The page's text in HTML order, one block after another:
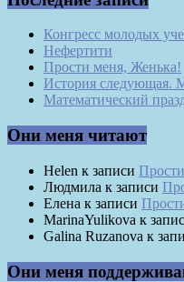
Конгресс молодых
Нефертити
Прости меня, Женька!
История следующая.
Математический
Они меня читают
Helen к записи
Людмила к записи
Елена к записи
MarinaYulikova к
Galina Ruzanova к
Они меня